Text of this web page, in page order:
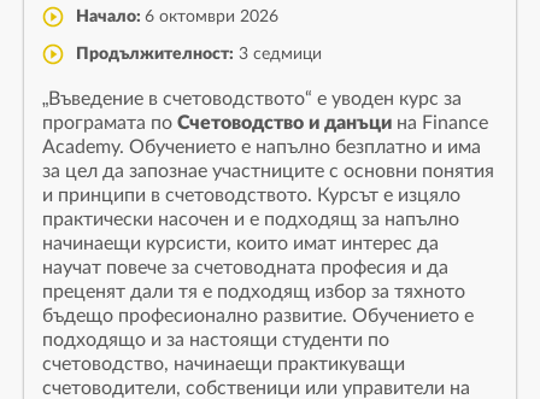
Начало: 6 октомври 2026
Продължителност: 3 седмици
„Въведение в счетоводството“ е уводен курс за
програмата по Счетоводство и данъци на Finance
Academy. Обучението е напълно безплатно и има
за цел да запознае участниците с основни понятия
и принципи в счетоводството. Курсът е изцяло
практически насочен и е подходящ за напълно
начинаещи курсисти, които имат интерес да
научат повече за счетоводната професия и да
преценят дали тя е подходящ избор за тяхното
бъдещо професионално развитие. Обучението е
подходящо и за настоящи студенти по
счетоводство, начинаещи практикуващи
счетоводители, собственици или управители на